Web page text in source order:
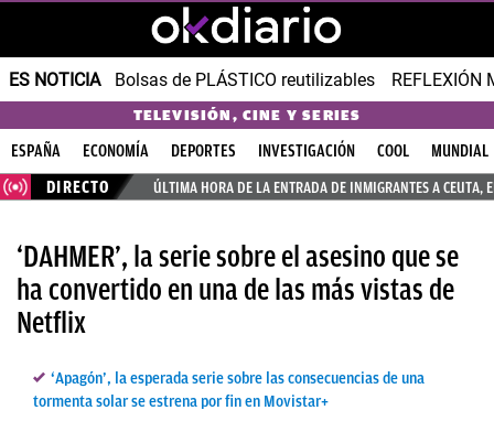
ES NOTICIA Bolsas de PLÁSTICO reutilizables REFLEXIÓN
TELEVISIÓN, CINE Y SERIES
ESPAÑA ECONOMÍA DEPORTES INVESTIGACIÓN COOL
MUNDIAL
DIRECTO
ÚLTIMA HORA DE LA ENTRADA DE INMIGRANTES A CEUTA,
‘DAHMER’, la serie sobre el asesino que se
ha convertido en una de las más vistas de
Netflix
‘Apagón’, la esperada serie sobre las consecuencias de una
tormenta solar se estrena por fin en Movistar+